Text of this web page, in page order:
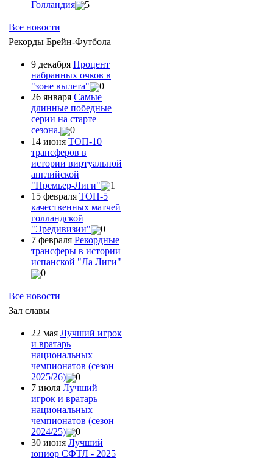
Голландия
5
Все новости
Рекорды Брейн-Футбола
9 декабря Процент
набранных очков в
"зоне вылета"
0
26 января Самые
длинные победные
серии на старте
сезона.
0
14 июня ТОП-10
трансферов в
истории виртуальной
английской
"Премьер-Лиги"
1
15 февраля ТОП-5
качественных матчей
голландской
"Эредивизии"
0
7 февраля Рекордные
трансферы в истории
испанской "Ла Лиги"
0
Все новости
Зал славы
22 мая Лучший игрок
и вратарь
национальных
чемпионатов (сезон
2025/26)
0
7 июля Лучший
игрок и вратарь
национальных
чемпионатов (сезон
2024/25)
0
30 июня Лучший
юниор СФТЛ - 2025